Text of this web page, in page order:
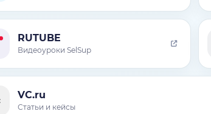
RUTUBE
Видеоуроки SelSup
VC.ru
Статьи и кейсы